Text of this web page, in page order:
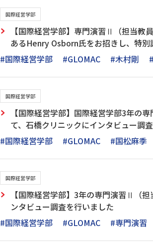
国際経営学部
【国際経営学部】専門演習Ⅱ（担当教
あるHenry Osborn氏をお招きし、特
#国際経営学部
#GLOMAC #木村剛
国際経営学部
【国際経営学部】国際経営学部3年の
て、石橋クリニックにインタビュー調査
#国際経営学部
#GLOMAC #国松麻季
国際経営学部
【国際経営学部】3年の専門演習Ⅱ（
ンタビュー調査を行いました
#国際経営学部
#GLOMAC #専門演習